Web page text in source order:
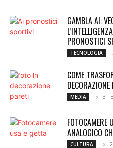
GAMBLA AI:
PRONOSTICI
TECNOLOGIA
COME
MEDIA 3
FOTOCAMERE
ANALOGICO
CULTURA